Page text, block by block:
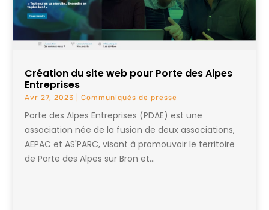
Création du site web pour Porte des Alpes
Entreprises
Avr 27, 2023 |Communiqués de presse
Porte des Alpes Entreprises (PDAE) est une
association née de la fusion de deux associations,
AEPAC et AS'PARC, visant à promouvoir le territoire
de Porte des Alpes sur Bron et...